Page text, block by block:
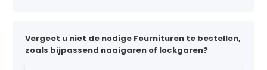
Vergeet u niet de nodige Fournituren te bestellen,
zoals bijpassend naaigaren of lockgaren?